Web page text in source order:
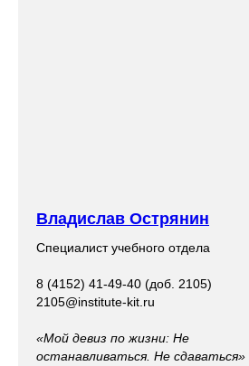
Владислав Острянин
Специалист учебного отдела
8 (4152) 41-49-40 (доб. 2105)
2105@institute-kit.ru
«Мой девиз по жизни: Не
останавливаться. Не сдаваться»